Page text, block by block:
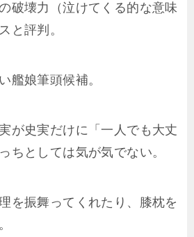
破壊力（泣けてくる的な意味
と評判。
艦娘筆頭候補。
が史実だけに「一人でも大丈
ちとしては気が気でない。
を振舞ってくれたり、膝枕を